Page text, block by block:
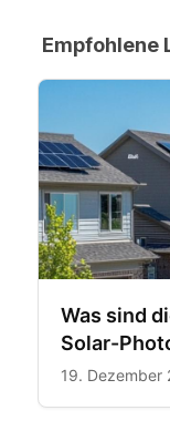
Empfohlene